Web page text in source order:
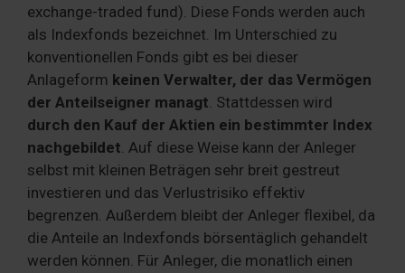
exchange-traded fund). Diese Fonds werden auch
als Indexfonds bezeichnet. Im Unterschied zu
konventionellen Fonds gibt es bei dieser
Anlageform keinen Verwalter, der das Vermögen
der Anteilseigner managt. Stattdessen wird
durch den Kauf der Aktien ein bestimmter Index
nachgebildet. Auf diese Weise kann der Anleger
selbst mit kleinen Beträgen sehr breit gestreut
investieren und das Verlustrisiko effektiv
begrenzen. Außerdem bleibt der Anleger flexibel, da
die Anteile an Indexfonds börsentäglich gehandelt
werden können. Für Anleger, die monatlich einen